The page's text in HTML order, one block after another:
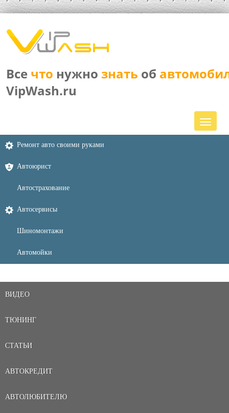
Все что нужно знать об
VipWash.ru
Ремонт авто своими руками
Автоюрист
Автострахование
Автосервисы
Шиномонтажи
Автомойки
ВИДЕО
ТЮНИНГ
СТАТЬИ
АВТОКРЕДИТ
АВТОЛЮБИТЕЛЮ